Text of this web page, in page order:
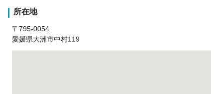
所在地
〒795-0054
愛媛県大洲市中村119